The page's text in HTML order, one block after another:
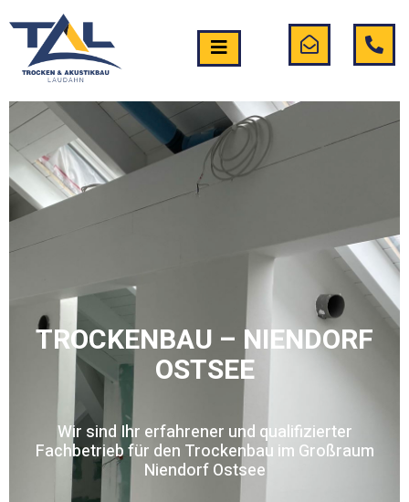
TROCKENBAU – NIENDORF
OSTSEE
Wir sind Ihr erfahrener und qualifizierter
Fachbetrieb für den Trockenbau im Großraum
Niendorf Ostsee